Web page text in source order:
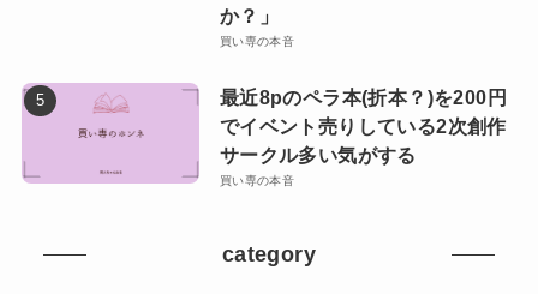
か？」
買い専の本音
最近8pのペラ本(折本？)を200円
でイベント売りしている2次創作
サークル多い気がする
買い専の本音
category